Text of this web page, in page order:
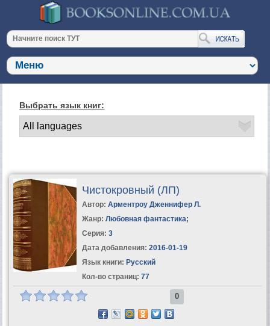
Выбрать язык книг:
Чистокровный (ЛП)
Автор: Арментроу Дженнифер Л.
Жанр: Любовная фантастика;
Серия: 3
Дата добавления: 2016-01-19
Язык книги: Русский
Кол-во страниц: 77
0